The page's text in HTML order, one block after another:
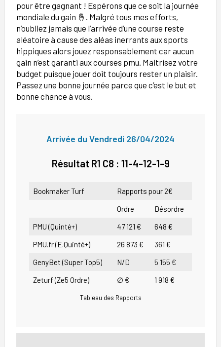
pour être gagnant ! Espérons que ce soit la journée
mondiale du gain 🤞. Malgré tous mes efforts,
n’oubliez jamais que l’arrivée d’une course reste
aléatoire à cause des aléas inerrants aux sports
hippiques alors jouez responsablement car aucun
gain n’est garanti aux courses pmu. Maitrisez votre
budget puisque jouer doit toujours rester un plaisir.
Passez une bonne journée parce que c’est le but et
bonne chance à vous.
Arrivée du Vendredi 26/04/2024
Résultat R1 C8 : 11-4-12-1-9
Bookmaker Turf
Rapports pour 2€
Ordre
Désordre
PMU (Quinté+)
47 121 €
648 €
PMU.fr (E.Quinté+)
26 873 €
361 €
GenyBet (Super Top5)
N/D
5 155 €
Zeturf (Ze5 Ordre)
∅ € 1 918 €
Tableau des Rapports